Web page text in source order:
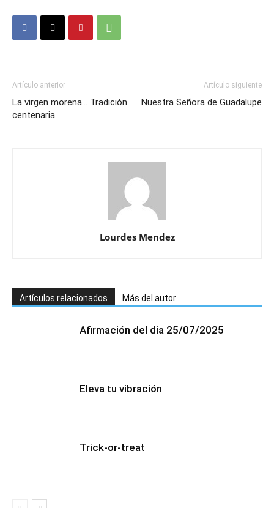
Artículo anterior
La virgen morena… Tradición
centenaria
Artículo siguiente
Nuestra Señora de Guadalupe
Lourdes Mendez
Artículos relacionados Más del autor
Afirmación del dia 25/07/2025
Eleva tu vibración
Trick-or-treat